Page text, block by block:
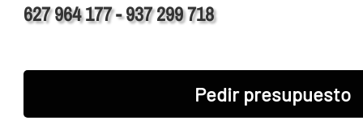
627 964 177 - 937 299 718
Pedir presupuesto